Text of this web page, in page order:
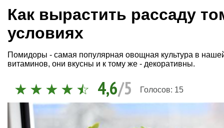
Как вырастить рассаду
условиях
Помидоры - самая популярная овощная культура в
витаминов, они вкусны и к тому же - декоративны.
4,6/5 Голосов: 15